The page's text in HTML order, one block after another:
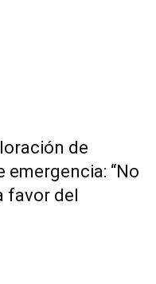
de
“No
favor del